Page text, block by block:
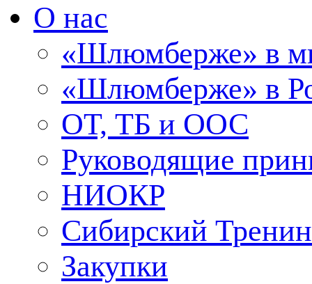
О нас
«Шлюмберже» в
«Шлюмберже» в
ОТ, ТБ и ООС
Руководящие
НИОКР
Сибирский
Закупки